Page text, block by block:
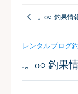
.。o○ 釣果情
レンタルブログ
.。o○ 釣果